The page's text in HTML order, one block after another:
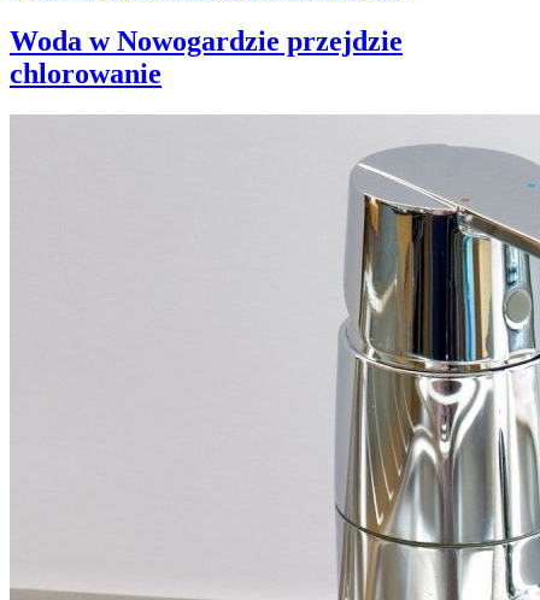
Woda w Nowogardzie przejdzie
chlorowanie